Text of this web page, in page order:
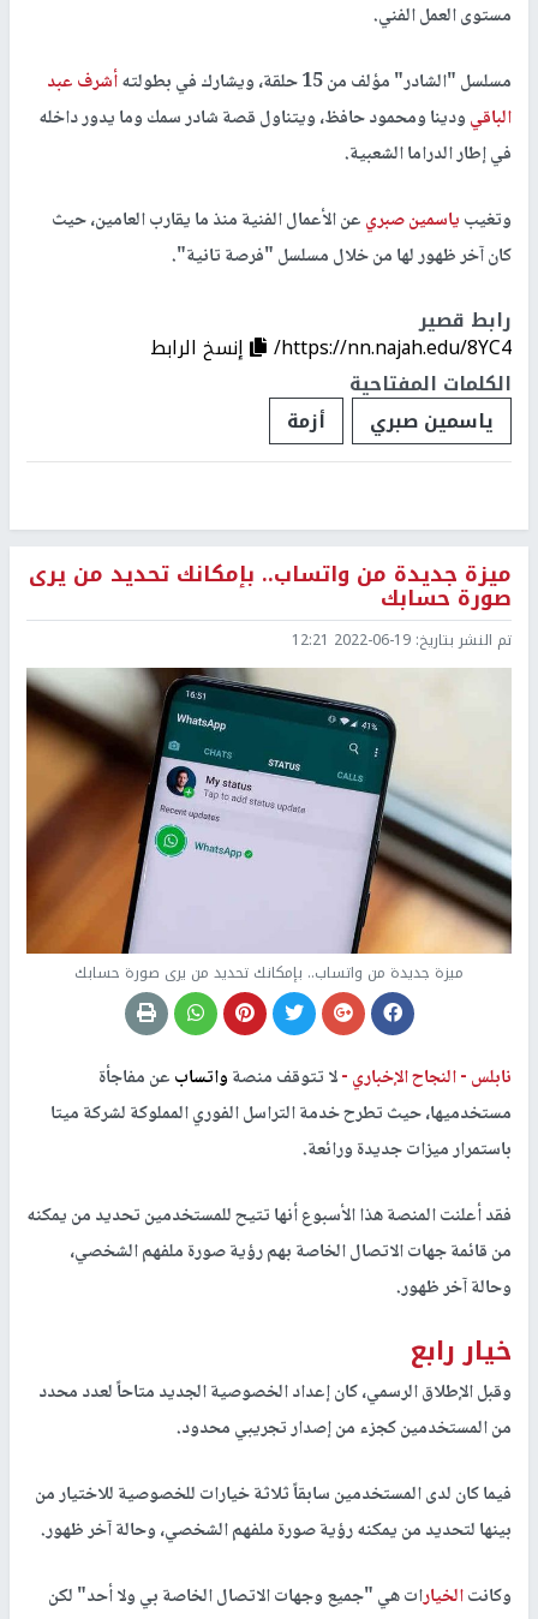
مستوى العمل الفني.
مسلسل "الشادر" مؤلف من 15 حلقة، ويشارك في بطولته
أشرف عبد
الباقيودينا ومحمود حافظ، ويتناول قصة شادر سمك وما يدور داخله
في إطار الدراما الشعبية.
وتغيبياسمين صبريعن الأعمال الفنية منذ ما يقارب العامين، حيث
كان آخر ظهور لها من خلال مسلسل "فرصة تانية".
رابط قصير
https://nn.najah.edu/8YC4/
إنسخ الرابط
الكلمات المفتاحية
ياسمين صبري
أزمة
ميزة جديدة من واتساب.. بإمكانك تحديد من يرى
صورة حسابك
تم النشر بتاريخ: 2022-06-19 12:21
ميزة جديدة من واتساب.. بإمكانك تحديد من يرى صورة حسابك
نابلس -النجاح الإخباري -لا تتوقف منصةواتسابعن مفاجأة
مستخدميها، حيث تطرح خدمة التراسل الفوري المملوكة لشركة ميتا
باستمرار ميزات جديدة ورائعة.
فقد أعلنت المنصة هذا الأسبوع أنها تتيح للمستخدمين تحديد من يمكنه
من قائمة جهات الاتصال الخاصة بهم رؤية صورة ملفهم الشخصي،
وحالة آخر ظهور.
خيار رابع
وقبل الإطلاق الرسمي، كان إعداد الخصوصية الجديد متاحاً لعدد محدد
من المستخدمين كجزء من إصدار تجريبي محدود.
فيما كان لدى المستخدمين سابقاً ثلاثة خيارات للخصوصية للاختيار من
بينها لتحديد من يمكنه رؤية صورة ملفهم الشخصي، وحالة آخر ظهور.
وكانتالخيارات هي "جميع وجهات الاتصال الخاصة بي ولا أحد" لكن